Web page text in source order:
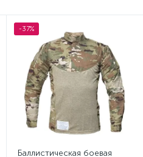
Тактические брюки
-37%
Баллистическая боевая